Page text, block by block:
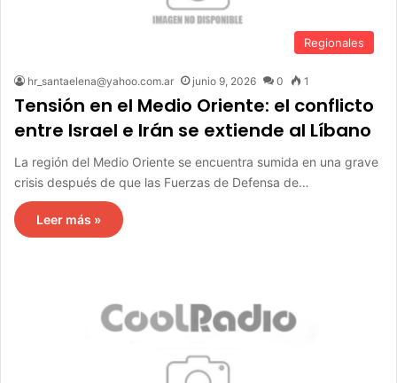
Regionales
hr_santaelena@yahoo.com.ar junio 9, 2026 0 1
Tensión en el Medio Oriente: el conflicto
entre Israel e Irán se extiende al Líbano
La región del Medio Oriente se encuentra sumida en una grave
crisis después de que las Fuerzas de Defensa de…
Leer más »